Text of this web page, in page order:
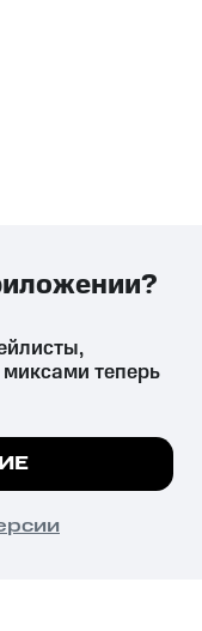
вред здоровью,
все
теперь